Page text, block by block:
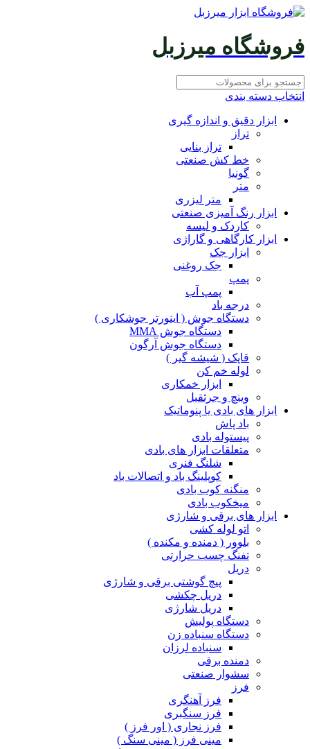
فروشگاه میرزبل
انتخاب دسته بندی
ابزار دقیق و اندازه گیری
تراز
تراز بنایی
خط کش صنعتی
گونیا
متر
متر لیزری
ابزار رنگ آمیزی صنعتی
کاردک و لیسه
ابزار کارگاهی و گاراژی
ابزار جک
جک روغنی
پمپ
پمپ آب
درجه باد
دستگاه جوش ( اینورتر جوشکاری )
دستگاه جوش MMA
دستگاه جوش آرگون
قاپک ( شیشه گیر )
لوله خم کن
ابزار خمکاری
وینچ و جرثقیل
ابزار های بادی یا پنوماتیک
باد پاش
پیستوله بادی
متعلقات ابزار های بادی
شلنگ فنری
کوپلینگ باد و اتصالات باد
منگنه کوب بادی
میخکوب بادی
ابزار های برقی و شارژی
اتو لوله کشی
بلوور ( دمنده و مکنده )
تفنگ چسب حرارتی
دریل
پیچ گوشتی برقی و شارژی
دریل چکشی
دریل شارژی
دستگاه پولیش
دستگاه سنباده زن
سنباده لرزان
دمنده برقی
سشوار صنعتی
فرز
فرز آهنگری
فرز سنگبری
فرز نجاری ( اور فرز )
مینی فرز ( مینی سنگ )